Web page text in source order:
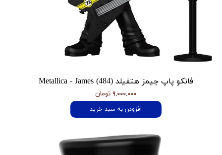
فانکو پاپ جیمز هتفیلد Metallica - James (484)
۹,۰۰۰,۰۰۰ تومان
افزودن به سبد خرید